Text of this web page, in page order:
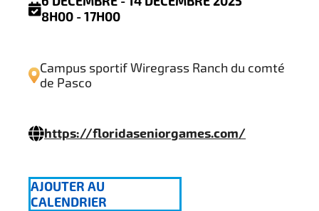
8H00 - 17H00
Campus sportif Wiregrass Ranch du comté
de Pasco
https://floridaseniorgames.com/
AJOUTER AU
CALENDRIER